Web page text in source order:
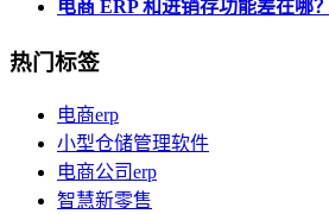
电商 ERP 和进销存功能差在哪
热门标签
电商erp
小型仓储管理软件
电商公司erp
智慧新零售